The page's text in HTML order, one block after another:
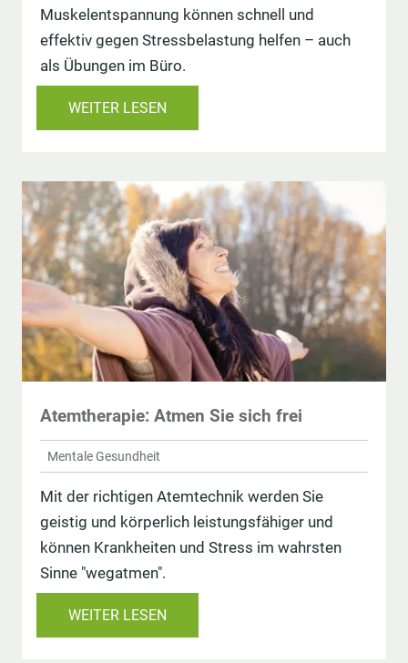
Muskelentspannung können schnell und
effektiv gegen Stressbelastung helfen – auch
als Übungen im Büro.
WEITER LESEN
Atemtherapie: Atmen Sie sich frei
Mentale Gesundheit
Mit der richtigen Atemtechnik werden Sie
geistig und körperlich leistungsfähiger und
können Krankheiten und Stress im wahrsten
Sinne "wegatmen".
WEITER LESEN